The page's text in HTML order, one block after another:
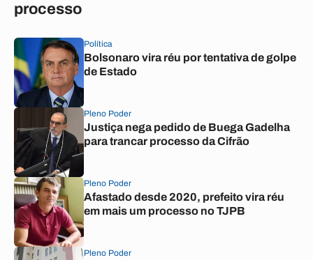
processo
Política
Bolsonaro vira réu por tentativa de golpe
de Estado
Pleno Poder
Justiça nega pedido de Buega Gadelha
para trancar processo da Cifrão
Pleno Poder
Afastado desde 2020, prefeito vira réu
em mais um processo no TJPB
Pleno Poder